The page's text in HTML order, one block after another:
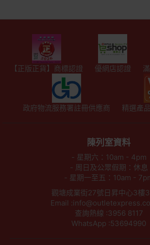
【正版正貨】商標認證 優網店認證
政府物流服務署註冊供應商 精選產
陳列室資料
- 星期六：10am - 4pm
- 周日及公眾假期：休息
- 星期一至五：10am -
觀塘成業街27號日昇中心3樓
Email
查詢熱線 :3956 8117
WhatsApp :53694990